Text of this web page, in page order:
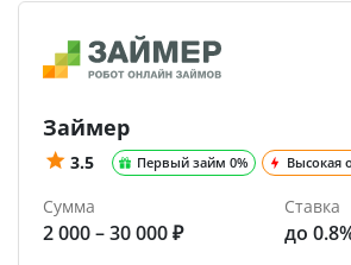
Займер
3.5 Первый займ 0% Высокая
Сумма
2 000 – 30 000 ₽
Ставка
до